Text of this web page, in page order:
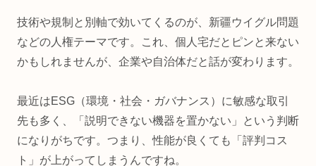
技術や規制と別軸で効いてくるのが、新疆ウイグル問題
などの人権テーマです。これ、個人宅だとピンと来ない
かもしれませんが、企業や自治体だと話が変わります。
最近はESG（環境・社会・ガバナンス）に敏感な取引
先も多く、「説明できない機器を置かない」という判断
になりがちです。つまり、性能が良くても「評判コス
ト」が上がってしまうんですね。